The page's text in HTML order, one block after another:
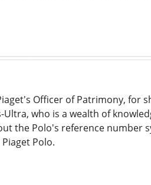
Officer of Patrimony, for
who is a wealth of
the Polo's reference number
Polo.